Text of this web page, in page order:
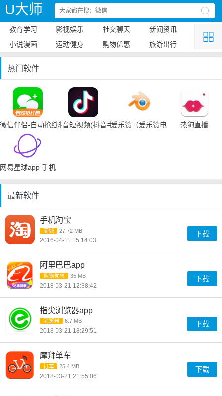
U大师
教育学习 影视娱乐 社交聊天
新闻资讯
小说漫画
运动健身 购物优惠 旅游出行
热门软件
微信伴侣-自动抢红包抖音短视频(抖音手机下载)爱乐赞（爱乐赞电脑手机下载）
热狗直播
网易星球app 手机下载
最新软件
手机淘宝
商城 27.72 MB
2016-04-11 15:14:03
下载
阿里巴巴app
购物优惠 35 MB
2018-03-21 12:38:42
下载
指尖浏览器app
浏览器 6.7 MB
2018-03-21 18:29:51
下载
摩拜单车
打车 25.4 MB
2018-03-21 21:55:06
下载